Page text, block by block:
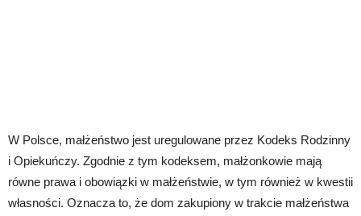
W Polsce, małżeństwo jest uregulowane przez Kodeks Rodzinny
i Opiekuńczy. Zgodnie z tym kodeksem, małżonkowie mają
równe prawa i obowiązki w małżeństwie, w tym również w kwestii
własności. Oznacza to, że dom zakupiony w trakcie małżeństwa